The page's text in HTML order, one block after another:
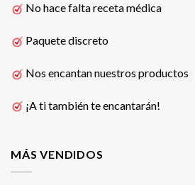
No hace falta receta médica
Paquete discreto
Nos encantan nuestros productos
¡A ti también te encantarán!
MÁS VENDIDOS